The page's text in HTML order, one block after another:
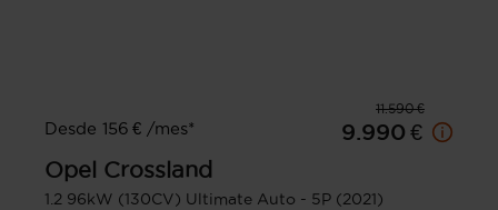
11.590 €
Desde 156 € /mes*
9.990 €
Opel Crossland
1.2 96kW (130CV) Ultimate Auto - 5P (2021)